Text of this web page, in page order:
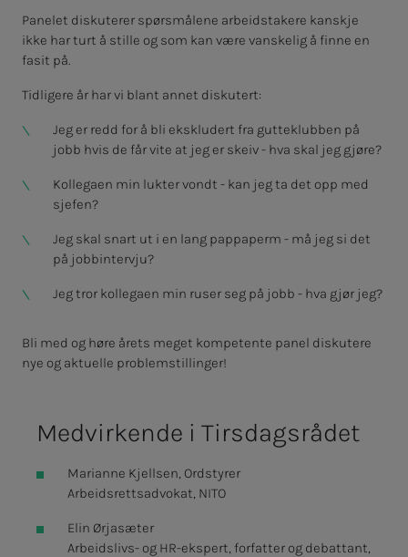
Panelet diskuterer spørsmålene arbeidstakere kanskje
ikke har turt å stille og som kan være vanskelig å finne en
fasit på.
Tidligere år har vi blant annet diskutert:
Jeg er redd for å bli ekskludert fra gutteklubben på
jobb hvis de får vite at jeg er skeiv - hva skal jeg gjøre?
Kollegaen min lukter vondt - kan jeg ta det opp med
sjefen?
Jeg skal snart ut i en lang pappaperm - må jeg si det
på jobbintervju?
Jeg tror kollegaen min ruser seg på jobb - hva gjør jeg?
Bli med og høre årets meget kompetente panel diskutere
nye og aktuelle problemstillinger!
Med­­­­­vir­­­ken­­­de i Tirs­­­dags­­­rå­­­det
Marianne Kjellsen, Ordstyrer
Arbeidsrettsadvokat, NITO
Elin Ørjasæter
Arbeidslivs- og HR-ekspert, forfatter og debattant,